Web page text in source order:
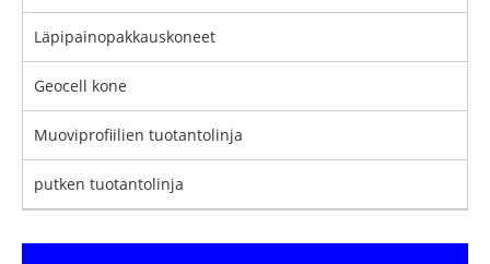
Läpipainopakkauskoneet
Geocell kone
Muoviprofiilien tuotantolinja
putken tuotantolinja